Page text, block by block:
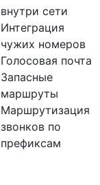
внутри сети
Интеграция
чужих номеров
Голосовая почта
Запасные
маршруты
Маршрутизация
звонков по
префиксам